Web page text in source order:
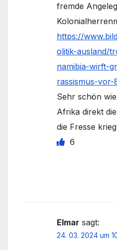
fremde
https://
olitik-ausland/
namibia-wirft-
rassismus-vor-
Sehr schön
Afrika direkt
die Fresse
6
Elmar sagt:
24. 03. 2024 um